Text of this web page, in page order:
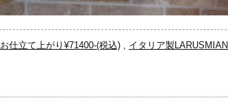
お仕立て上がり¥71400-(税込) , イタリア製LARUSMIANI